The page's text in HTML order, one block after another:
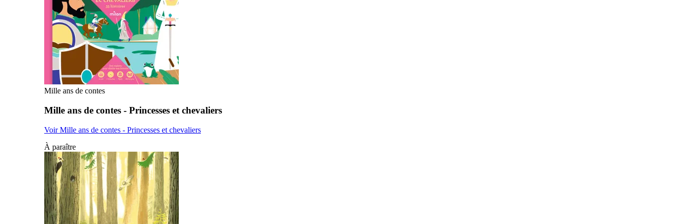
Mille ans de contes
Mille ans de contes - Princesses et chevaliers
Voir Mille ans de contes - Princesses et chevaliers
À paraître